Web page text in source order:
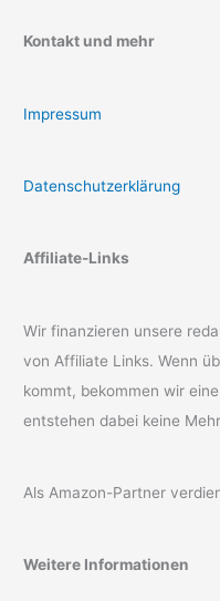
Kontakt und mehr
Impressum
Datenschutzerklärung
Affiliate-Links
Wir finanzieren unsere
von Affiliate Links. Wenn
kommt, bekommen wir
entstehen dabei keine
Als Amazon-Partner
Weitere Informationen